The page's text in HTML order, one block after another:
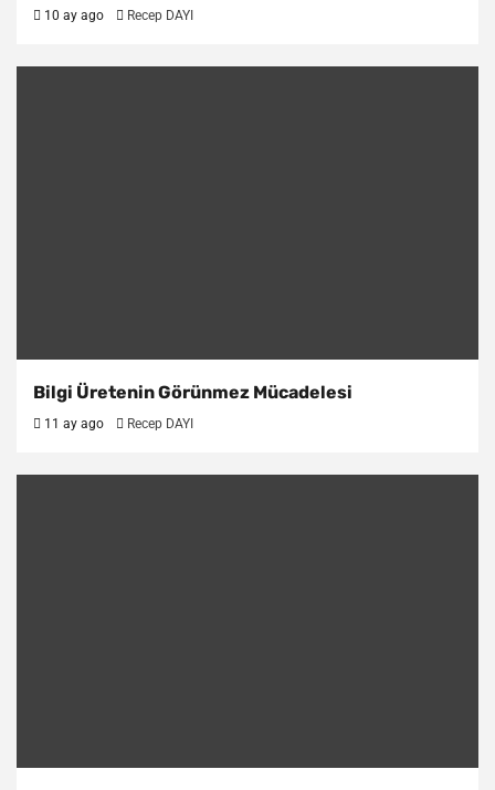
10 ay ago Recep DAYI
Bilgi Üretenin Görünmez Mücadelesi
11 ay ago Recep DAYI